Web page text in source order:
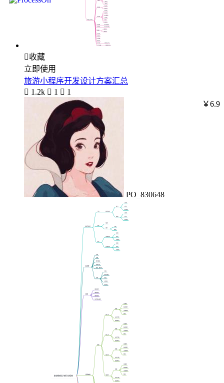
收藏
立即使用
旅游小程序开发设计方案汇总
 1.2k  1  1
PO_830648
￥6.9